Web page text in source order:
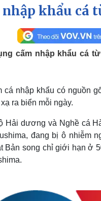
Thể thao
Thế giới thể thao
eSports
Hậu trường
Văn hóa
Sân khấu - Điện ảnh
Văn học
nhập khẩu cá
cấm nhập khẩu cá
cá nhập khẩu có nguồn
ra biển mỗi ngày.
Hải dương và Nghề cá
đang bị ô nhiễm
Bản song chỉ giới hạn ở